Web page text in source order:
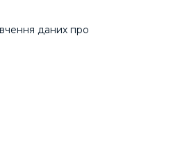
даних про